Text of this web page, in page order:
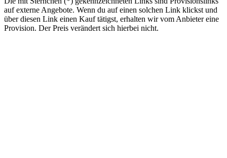
auf externe Angebote. Wenn du auf einen solchen Link klickst und
über diesen Link einen Kauf tätigst, erhalten wir vom Anbieter eine
Provision. Der Preis verändert sich hierbei nicht.